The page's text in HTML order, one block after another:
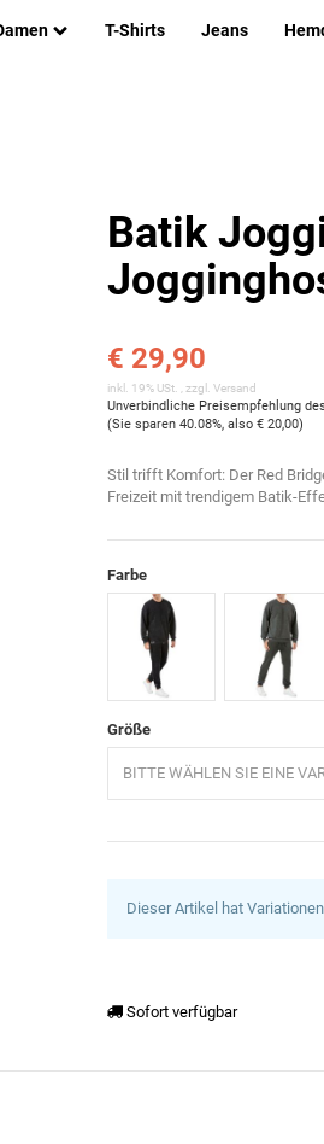
T-Shirts Jeans
Batik
€ 29,90
inkl. 19% USt. , zzgl.Versand
Unverbindliche Preisempfehlung
(Sie sparen40.08%, also€ 20,00)
Stil trifft Komfort: Der Red
Freizeit mit trendigem Batik-
Farbe
Anthrazit
Größe
BITTE WÄHLEN SIE EINE
Dieser Artikel hat
Sofort verfügbar